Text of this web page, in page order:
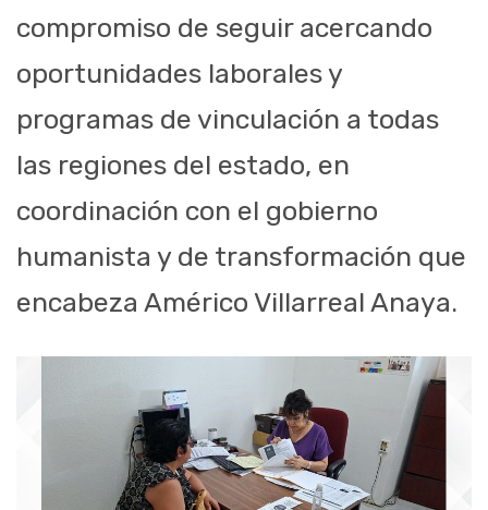
compromiso de seguir acercando
oportunidades laborales y
programas de vinculación a todas
las regiones del estado, en
coordinación con el gobierno
humanista y de transformación que
encabeza Américo Villarreal Anaya.